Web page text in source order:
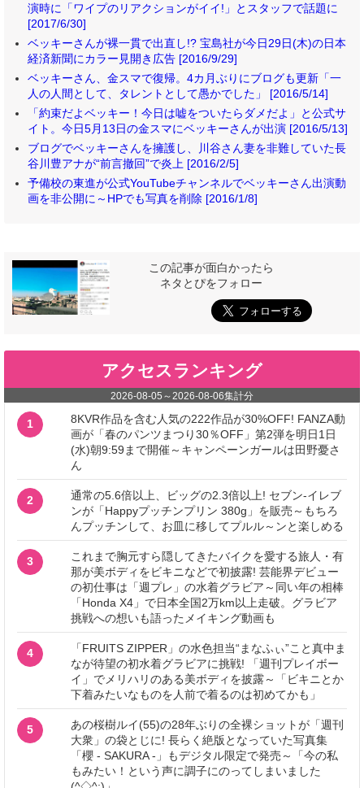
演時に「ワイプのリアクションがイイ!」とスタッフで話題に
[2017/6/30]
ベッキーさんが裸一貫で出直し!? 宝島社が今日29日(木)の日本
経済新聞にカラー見開き広告 [2016/9/29]
ベッキーさん、金スマで復帰。4カ月ぶりにブログも更新「一
人の人間として、タレントとして愚かでした」 [2016/5/14]
「約束だよベッキー！今日は嘘をついたらダメだよ」と公式サ
イト。今日5月13日の金スマにベッキーさんが出演 [2016/5/13]
ブログでベッキーさんを擁護し、川谷さん妻を非難していた長
谷川豊アナが“前言撤回”で炎上 [2016/2/5]
予備校の東進が公式YouTubeチャンネルでベッキーさん出演動
画を非公開に～HPでも写真を削除 [2016/1/8]
この記事が面白かったら
ネタとぴをフォロー
アクセスランキング
2026-08-05 ～2026-08-06集計分
1
8KVR作品を含む人気の222作品が30%OFF! FANZA動
画が「春のパンツまつり30％OFF」第2弾を明日1日
(水)朝9:59まで開催～キャンペーンガールは田野憂さ
ん
2
通常の5.6倍以上、ビッグの2.3倍以上! セブン‐イレブ
ンが「Happyプッチンプリン 380g」を販売～もちろ
んプッチンして、お皿に移してプルル～ンと楽しめる
3
これまで胸元すら隠してきたバイクを愛する旅人・有
那が美ボディをビキニなどで初披露! 芸能界デビュー
の初仕事は「週プレ」の水着グラビア～同い年の相棒
「Honda X4」で日本全国2万km以上走破。グラビア
挑戦への想いも語ったメイキング動画も
4
「FRUITS ZIPPER」の水色担当“まなふぃ”こと真中ま
なが待望の初水着グラビアに挑戦! 「週刊プレイボー
イ」でメリハリのある美ボディを披露～「ビキニとか
下着みたいなものを人前で着るのは初めてかも」
5
あの桜樹ルイ(55)の28年ぶりの全裸ショットが「週刊
大衆」の袋とじに! 長らく絶版となっていた写真集
「櫻 - SAKURA -」もデジタル限定で発売～「今の私
もみたい！という声に調子にのってしまいました